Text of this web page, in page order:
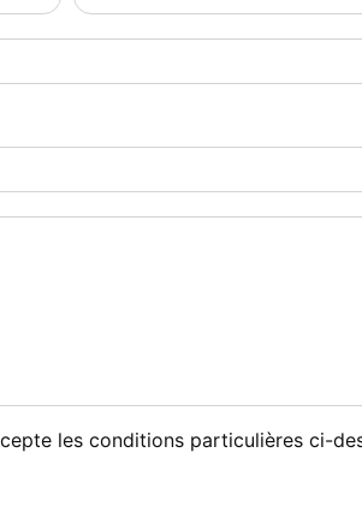
les conditions particulières ci-